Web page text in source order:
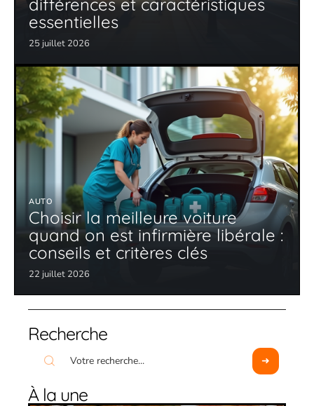
essentielles
25 juillet 2026
AUTO
Choisir la meilleure voiture
quand on est infirmière libérale :
conseils et critères clés
22 juillet 2026
Recherche
À la une